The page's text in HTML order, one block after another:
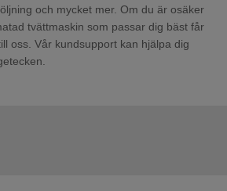
och mycket mer. Om du är osäker
tvättmaskin som passar dig bäst får
oss. Vår kundsupport kan hjälpa dig